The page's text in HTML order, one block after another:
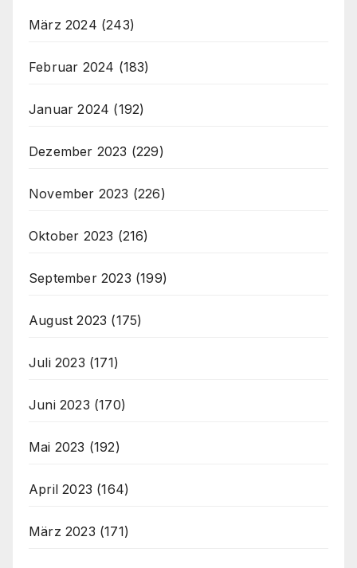
März 2024 (243)
Februar 2024 (183)
Januar 2024 (192)
Dezember 2023 (229)
November 2023 (226)
Oktober 2023 (216)
September 2023 (199)
August 2023 (175)
Juli 2023 (171)
Juni 2023 (170)
Mai 2023 (192)
April 2023 (164)
März 2023 (171)